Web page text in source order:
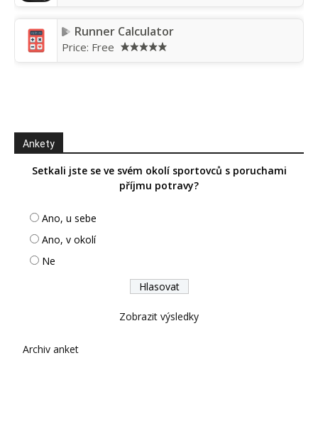
Runner Calculator
Price: Free
Ankety
Setkali jste se ve svém okolí sportovců s poruchami
příjmu potravy?
Ano, u sebe
Ano, v okolí
Ne
Zobrazit výsledky
Archiv anket